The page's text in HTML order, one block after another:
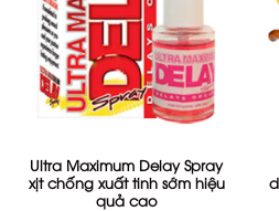
Ultra Maximum Delay Spray
xịt chống xuất tinh sớm hiệu
quả cao